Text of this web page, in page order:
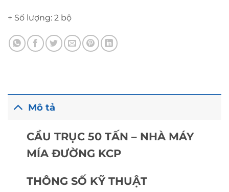
+ Số lượng: 2 bộ
Mô tả
CẦU TRỤC 50 TẤN – NHÀ MÁY
MÍA ĐƯỜNG KCP
THÔNG SỐ KỸ THUẬT